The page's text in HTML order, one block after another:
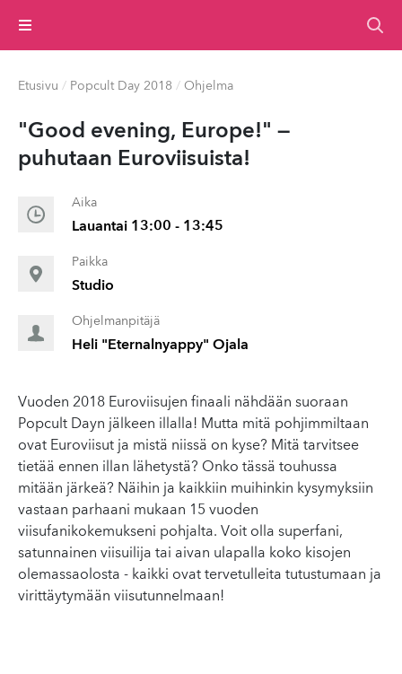
Valikko
Etusivu / Popcult Day 2018 / Ohjelma
"Good evening, Europe!" —
puhutaan Eu­rovi­isu­ista!
Aika
Lauantai 13:00 - 13:45
Paikka
Studio
Ohjelmanpitäjä
Heli "Eternalnyappy" Ojala
Vuoden 2018 Euroviisujen finaali nähdään suoraan
Popcult Dayn jälkeen illalla! Mutta mitä pohjimmiltaan
ovat Euroviisut ja mistä niissä on kyse? Mitä tarvitsee
tietää ennen illan lähetystä? Onko tässä touhussa
mitään järkeä? Näihin ja kaikkiin muihinkin kysymyksiin
vastaan parhaani mukaan 15 vuoden
viisufanikokemukseni pohjalta. Voit olla superfani,
satunnainen viisuilija tai aivan ulapalla koko kisojen
olemassaolosta - kaikki ovat tervetulleita tutustumaan ja
virittäytymään viisutunnelmaan!